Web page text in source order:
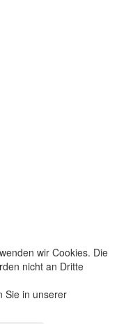
wir Cookies. Die
nicht an Dritte
Sie in unserer